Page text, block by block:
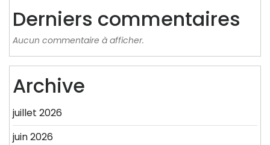
Derniers commentaires
Aucun commentaire à afficher.
Archive
juillet 2026
juin 2026